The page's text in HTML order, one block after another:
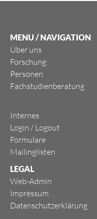
MENU / NAVIGATION
Über uns
Forschung
Personen
Fachstudienberatung
Internes
Login / Logout
Formulare
Mailinglisten
LEGAL
Web-Admin
Impressum
Datenschutzerklärung